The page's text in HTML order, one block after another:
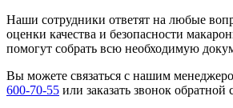
Наши сотрудники ответят на любые
оценки качества и безопасности
помогут собрать всю необходимую
Вы можете связаться с нашим
600-70-55 или заказать звонок обратной